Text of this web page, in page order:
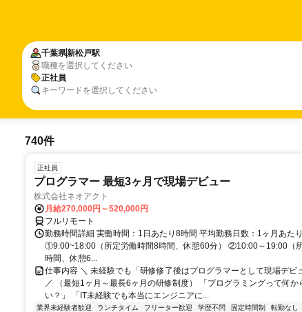
千葉県新松戸駅
職種を選択してください
正社員
キーワードを選択してください
740件
正社員
プログラマー 最短3ヶ月で現場デビュー
株式会社ネオアクト
月給270,000円～520,000円
フルリモート
勤務時間詳細 実働時間：1日あたり8時間 平均勤務日数：1ヶ月あた
①9:00~18:00（所定労働時間8時間、休憩60分） ②10:00～19:00（
時間、休憩6...
仕事内容 ＼ 未経験でも「研修修了後はプログラマーとして現場デビ
／ （最短1ヶ月～最長6ヶ月の研修制度） 「プログラミングって何か
い？」 「IT未経験でも本当にエンジニアに...
業界未経験者歓迎 ランチタイム フリーター歓迎 学歴不問 固定時間制 転勤なし